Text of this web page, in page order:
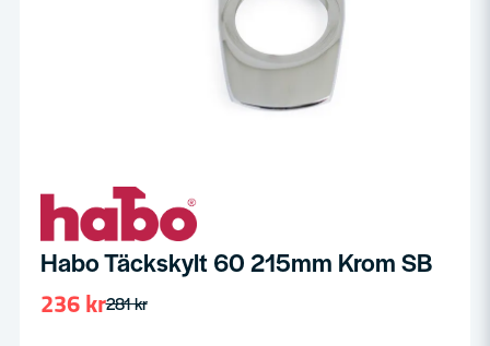
Habo Täckskylt 60 215mm Krom SB
281 kr
236 kr